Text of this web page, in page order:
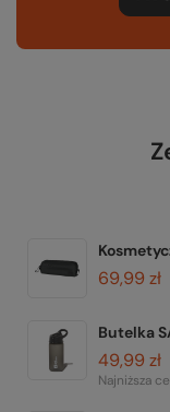
69,99 zł
Butelka
49,99 zł
Najniższa